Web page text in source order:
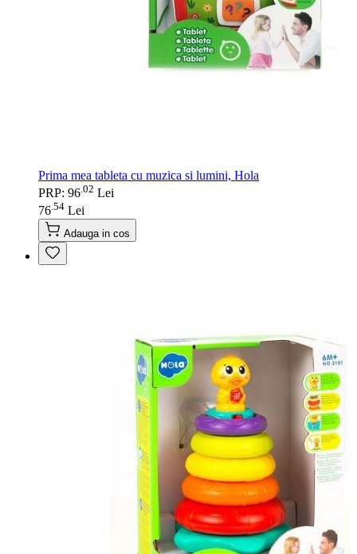
Prima mea tableta cu muzica si lumini, Hola
PRP: 96 02 Lei
76 54 Lei
Adauga in cos